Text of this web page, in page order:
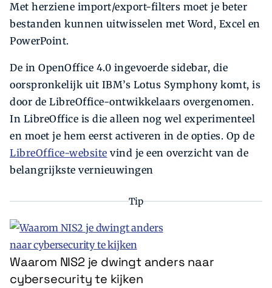
Met herziene import/export-filters moet je beter
bestanden kunnen uitwisselen met Word, Excel en
PowerPoint.
De in OpenOffice 4.0 ingevoerde sidebar, die
oorspronkelijk uit IBM’s Lotus Symphony komt, is
door de LibreOffice-ontwikkelaars overgenomen.
In LibreOffice is die alleen nog wel experimenteel
en moet je hem eerst activeren in de opties. Op de
LibreOffice-website vind je een overzicht van de
belangrijkste vernieuwingen
Tip
Waarom NIS2 je dwingt anders naar
cybersecurity te kijken